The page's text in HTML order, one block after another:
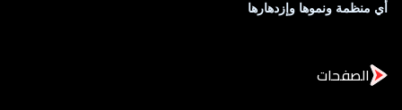
أي منظمة ونموها وإزدهارها
الصفحات